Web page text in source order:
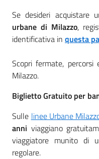
Se desideri acquistare
urbane di Milazzo,
identificativa in questa
Scopri fermate,
Milazzo.
Biglietto Gratuito per
Sulle linee Urbane
anni viaggiano
viaggiatore munito di
regolare.